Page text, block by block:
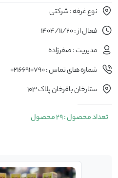
نوع غرفه : شرکتی
فعال از : 1404/11/20
مدیریت : صفرزاده
شماره های تماس : 02166910790
ستارخان باقرخان پلاک 103
تعداد محصول : 29 محصول